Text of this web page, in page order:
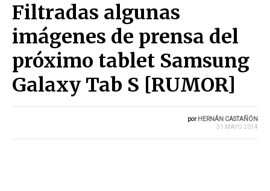
Filtradas algunas
imágenes de prensa del
próximo tablet Samsung
Galaxy Tab S [RUMOR]
por HERNÁN CASTAÑÓN
31 MAYO 2014